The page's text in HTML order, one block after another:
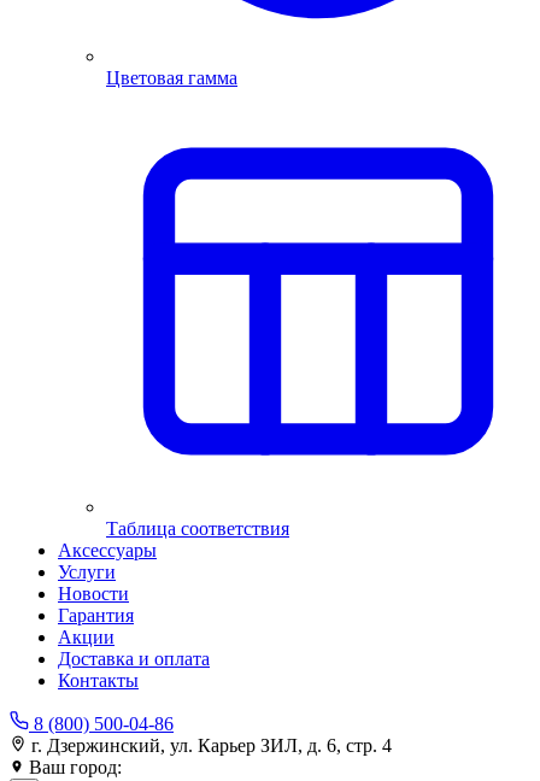
Цветовая гамма
Таблица соответствия
Аксессуары
Услуги
Новости
Гарантия
Акции
Доставка и оплата
Контакты
8 (800) 500-04-86
г. Дзержинский, ул. Карьер ЗИЛ, д. 6, стр. 4
Ваш город: